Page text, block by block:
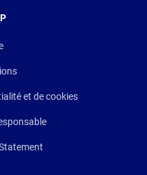
et de cookies